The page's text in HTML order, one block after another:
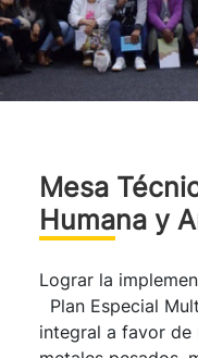
Mesa
Humana y
Lograr la
Plan Especial
integral a favor de